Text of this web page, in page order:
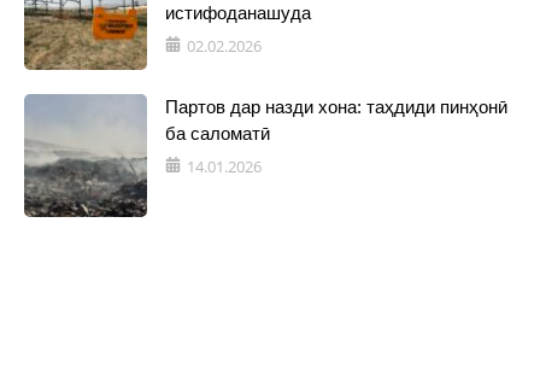
истифоданашуда
02.02.2026
Партов дар назди хона: таҳдиди пинҳонӣ
ба саломатӣ
14.01.2026